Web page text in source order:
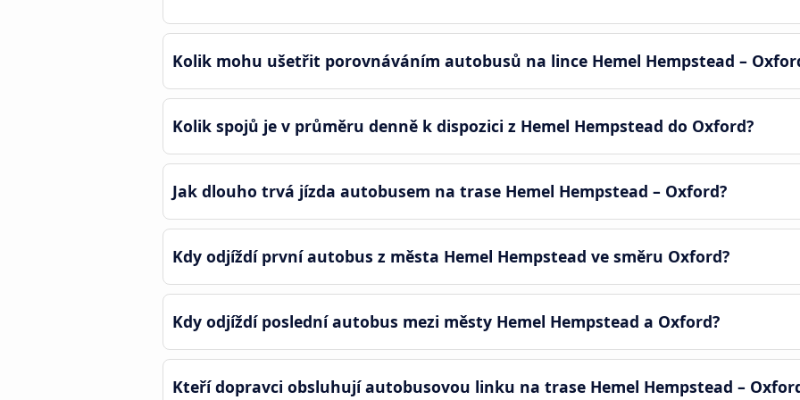
Kolik mohu ušetřit porovnáváním autobusů na lince Hemel Hempstead –
Kolik spojů je v průměru denně k dispozici z Hemel Hempstead do Oxford?
Jak dlouho trvá jízda autobusem na trase Hemel Hempstead – Oxford?
Kdy odjíždí první autobus z města Hemel Hempstead ve směru Oxford?
Kdy odjíždí poslední autobus mezi městy Hemel Hempstead a Oxford?
Kteří dopravci obsluhují autobusovou linku na trase Hemel Hempstead –